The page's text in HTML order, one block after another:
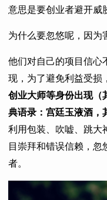
意思是要创业者避开威
为什么要忽悠呢，因为
他们对自己的项目信心
现，为了避免利益受损，
创业大师等身份出现（
典语录：宫廷玉液酒，
利用包装、吹嘘、跳大
目崇拜和错误信赖，忽
者。